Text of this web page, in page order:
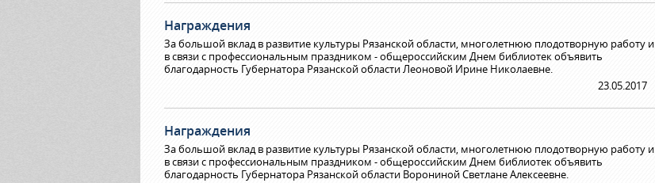
Награждения
За большой вклад в развитие культуры Рязанской области, многолетнюю плодотворную работу и
в связи с профессиональным праздником - общероссийским Днем библиотек объявить
благодарность Губернатора Рязанской области Леоновой Ирине Николаевне.
23.05.2017
Награждения
За большой вклад в развитие культуры Рязанской области, многолетнюю плодотворную работу и
в связи с профессиональным праздником - общероссийским Днем библиотек объявить
благодарность Губернатора Рязанской области Ворониной Светлане Алексеевне.